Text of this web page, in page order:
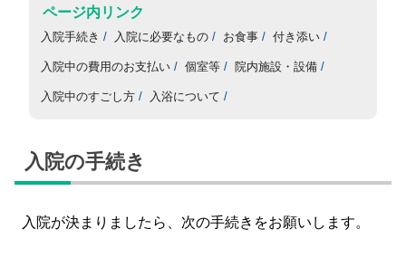
入院手続き 入院に必要なもの お食事 付き添い
入院中の費用のお支払い 個室等 院内施設・設備
入院中のすごし方 入浴について
入院の手続き
入院が決まりましたら、次の手続きをお願いします。